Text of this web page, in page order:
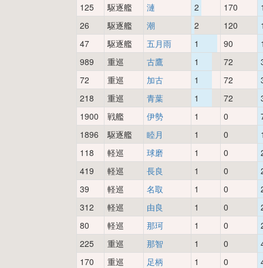
125
駆逐艦 漣 2 170
26
駆逐艦 潮 2 120
47
駆逐艦 五月雨 1 90
989
重巡 古鷹 1 72
72
重巡 加古 1 72
218
重巡 青葉 1 72
1900
戦艦 伊勢 1 0
1896
駆逐艦 睦月 1 0
118
軽巡 球磨 1 0
419
軽巡 長良 1 0
39
軽巡 名取 1 0
312
軽巡 由良 1 0
80
軽巡 那珂 1 0
225
重巡 那智 1 0
170
重巡 足柄 1 0